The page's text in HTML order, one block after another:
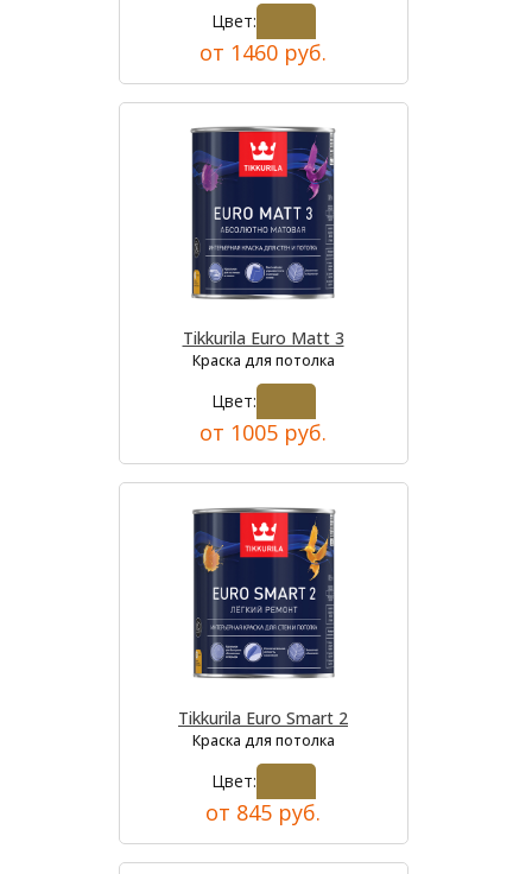
Цвет:
от 1460 руб.
Tikkurila Euro Matt 3
Краска для потолка
Цвет:
от 1005 руб.
Tikkurila Euro Smart 2
Краска для потолка
Цвет:
от 845 руб.